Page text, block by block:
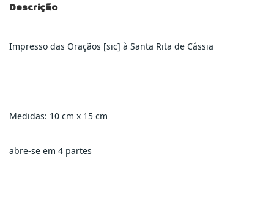
Descrição
Impresso das Oraçãos [sic] à Santa Rita de Cássia
Medidas: 10 cm x 15 cm
abre-se em 4 partes